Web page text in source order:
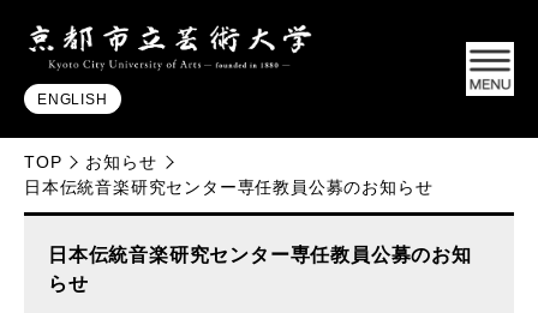
ENGLISH
TOP
お知らせ
日本伝統音楽研究センター専任教員公募のお知らせ
日本伝統音楽研究センター専任教員公募のお知
らせ